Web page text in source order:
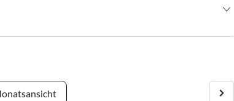
und die ruhige Atmosphäre. Jadranovo ist ein idealer Ort